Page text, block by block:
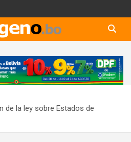
de la ley sobre Estados de